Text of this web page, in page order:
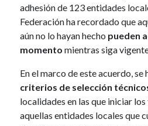
adhesión de 123 entidades
Federación ha recordado que
aún no lo hayan hecho pueden
momento mientras siga
En el marco de este acuerdo, se
criterios de selección
localidades en las que iniciar
aquellas entidades locales que